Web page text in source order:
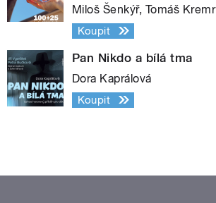
Miloš Šenkýř, Tomáš Kremr
Koupit
Pan Nikdo a bílá tma
Dora Kaprálová
Koupit